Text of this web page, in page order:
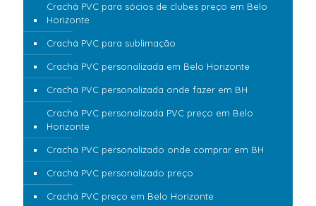
Crachá PVC para sócios de clubes preço em Belo
Horizonte
Crachá PVC para sublimação
Crachá PVC personalizada em Belo Horizonte
Crachá PVC personalizada onde fazer em BH
Crachá PVC personalizada PVC preço em Belo
Horizonte
Crachá PVC personalizado onde comprar em BH
Crachá PVC personalizado preço
Crachá PVC preço em Belo Horizonte